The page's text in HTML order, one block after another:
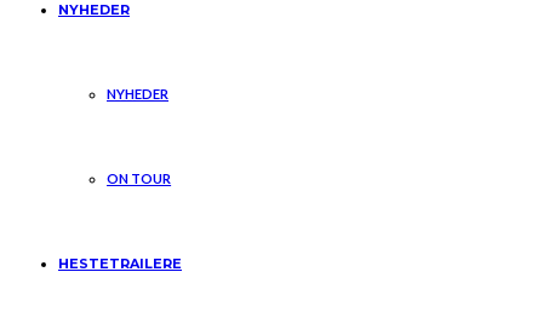
NYHEDER
NYHEDER
ON TOUR
HESTETRAILERE